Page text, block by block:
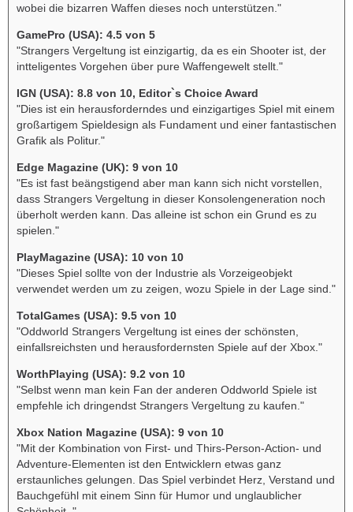
wobei die bizarren Waffen dieses noch unterstützen."
GamePro (USA): 4.5 von 5
"Strangers Vergeltung ist einzigartig, da es ein Shooter ist, der
intteligentes Vorgehen über pure Waffengewelt stellt."
IGN (USA): 8.8 von 10, Editor`s Choice Award
"Dies ist ein herausforderndes und einzigartiges Spiel mit einem
großartigem Spieldesign als Fundament und einer fantastischen
Grafik als Politur."
Edge Magazine (UK): 9 von 10
"Es ist fast beängstigend aber man kann sich nicht vorstellen,
dass Strangers Vergeltung in dieser Konsolengeneration noch
überholt werden kann. Das alleine ist schon ein Grund es zu
spielen."
PlayMagazine (USA): 10 von 10
"Dieses Spiel sollte von der Industrie als Vorzeigeobjekt
verwendet werden um zu zeigen, wozu Spiele in der Lage sind."
TotalGames (USA): 9.5 von 10
"Oddworld Strangers Vergeltung ist eines der schönsten,
einfallsreichsten und herausfordernsten Spiele auf der Xbox."
WorthPlaying (USA): 9.2 von 10
"Selbst wenn man kein Fan der anderen Oddworld Spiele ist
empfehle ich dringendst Strangers Vergeltung zu kaufen."
Xbox Nation Magazine (USA): 9 von 10
"Mit der Kombination von First- und Thirs-Person-Action- und
Adventure-Elementen ist den Entwicklern etwas ganz
erstaunliches gelungen. Das Spiel verbindet Herz, Verstand und
Bauchgefühl mit einem Sinn für Humor und unglaublicher